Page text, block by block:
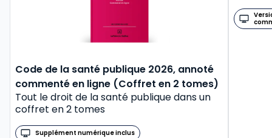
Code de la santé publique 2026, annoté
commenté en ligne (Coffret en 2 tomes)
Tout le droit de la santé publique dans un
coffret en 2 tomes
Supplément numérique inclus